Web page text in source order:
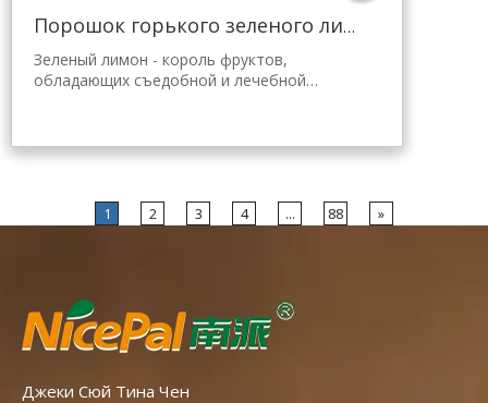
Порошок горького зеленого лимона для похудения
Зеленый лимон - король фруктов,
обладающих съедобной и лечебной
Хайнань, полученного с помощью самой
передовой в мире технологии
которая хорошо сохраняет
питательность и аромат свежего лимона.
1 2 3 4 ... 88 »
Джеки Сюй Тина Чен